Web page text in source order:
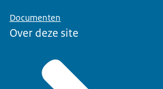
Documenten
Over deze site